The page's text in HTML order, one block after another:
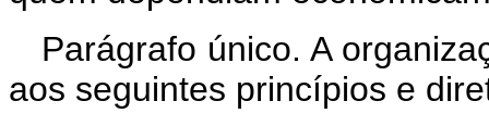
Parágrafo único. A
aos seguintes princípios e